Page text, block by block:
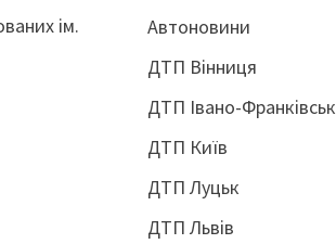
ім.
Автоновини
ДТП Вінниця
ДТП Івано-Франківськ
ДТП Київ
ДТП Луцьк
ДТП Львів